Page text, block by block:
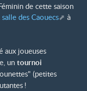
de cette saison
salle des Caouecs à
aux joueuses
un tournoi
(petites
!